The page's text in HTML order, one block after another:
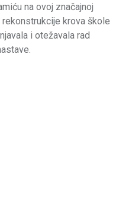
na ovoj značajnoj
krova škole
i otežavala rad